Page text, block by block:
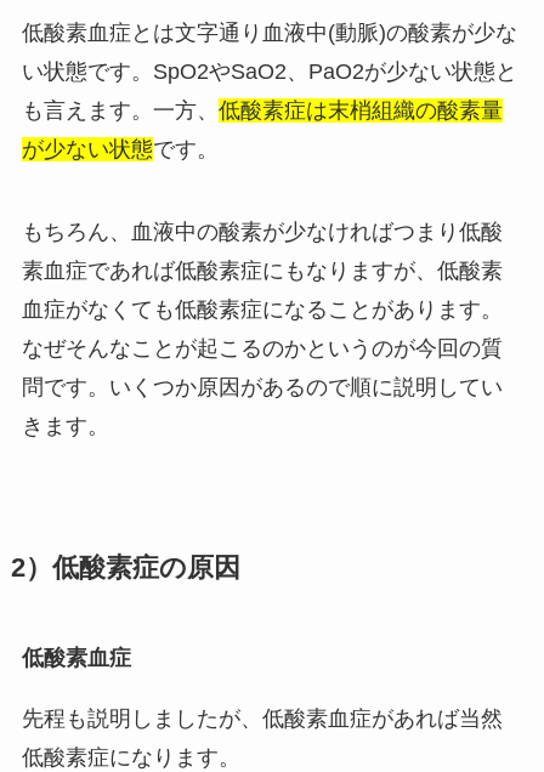
低酸素血症とは文字通り血液中(動脈)の酸素が少な
い状態です。SpO2やSaO2、PaO2が少ない状態と
も言えます。一方、 低酸素症は末梢組織の酸素量
が少ない状態です。
もちろん、血液中の酸素が少なければつまり低酸
素血症であれば低酸素症にもなりますが、低酸素
血症がなくても低酸素症になることがあります。
なぜそんなことが起こるのかというのが今回の質
問です。いくつか原因があるので順に説明してい
きます。
2）低酸素症の原因
低酸素血症
先程も説明しましたが、低酸素血症があれば当然
低酸素症になります。